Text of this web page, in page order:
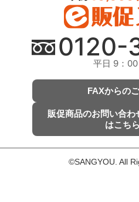
0120-
平日 9：00
FAXからの
販促商品のお問い合わ
はこちら
©SANGYOU. All